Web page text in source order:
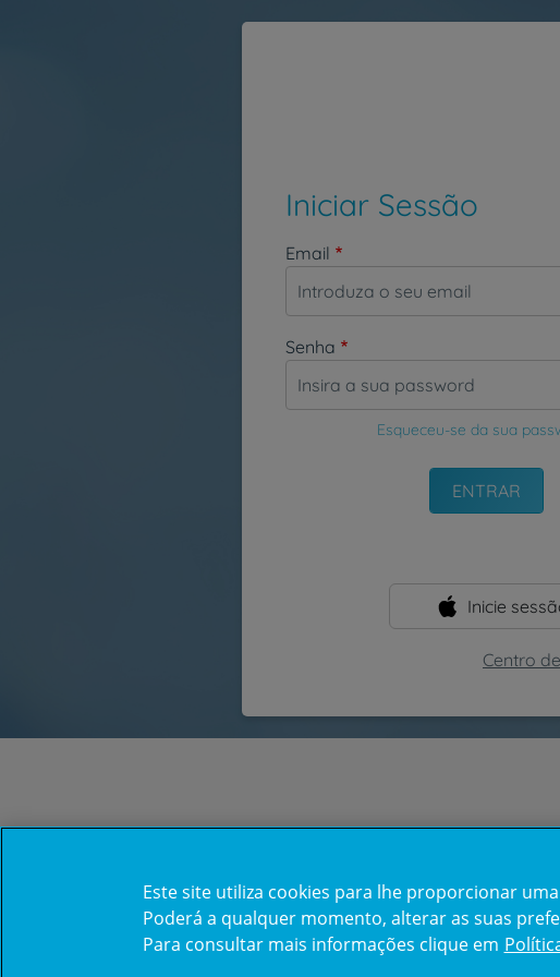
Iniciar Sessão
Email
Senha
Esqueceu-se da sua
Inicie
Centro
Este site utiliza cookies para lhe proporcionar
Poderá a qualquer momento, alterar as suas
Para consultar mais informações clique em